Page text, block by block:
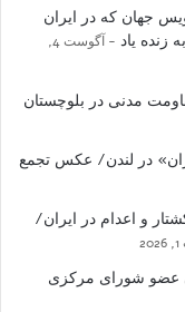
جهان که در ایران
زنده یاد
آگوست 4,
مدنی در بلوچستان
در لندن/ عکس تجمع
و اعدام در ایران/
عضو شورای مرکزی